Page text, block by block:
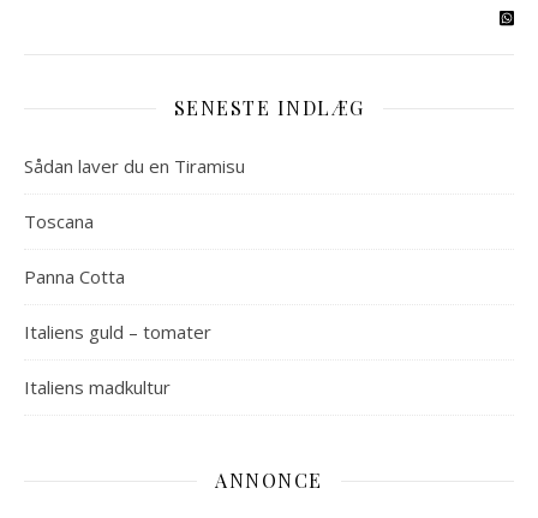
SENESTE INDLÆG
Sådan laver du en Tiramisu
Toscana
Panna Cotta
Italiens guld – tomater
Italiens madkultur
ANNONCE